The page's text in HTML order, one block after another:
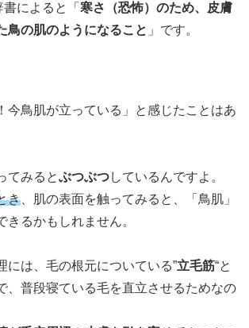
によると「 寒さ（恐怖）のため、
皮膚
鳥の肌のようになること 」です。
今鳥肌が立っている」と感じたことはあ
てみるとぶつぶつしているんですよ。
き 、肌の表面を触ってみると、「 鳥肌 」
きるかもしれません。
には、毛の根元についている”立毛筋“と
、普段寝ている毛を直立させるためなの